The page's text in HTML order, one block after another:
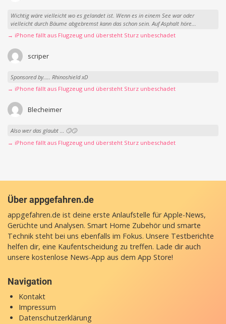
Wichtig wäre vielleicht wo es gelandet ist. Wenn es in einem See war oder
vielleicht durch Bäume abgebremst kann das schon sein. Auf Asphalt höre...
→ iPhone fällt aus Flugzeug und übersteht Sturz unbeschadet
scriper
Sponsored by….. Rhinoshield xD
→ iPhone fällt aus Flugzeug und übersteht Sturz unbeschadet
Blecheimer
Also wer das glaubt … 🙄🙄
→ iPhone fällt aus Flugzeug und übersteht Sturz unbeschadet
Über appgefahren.de
appgefahren.de ist deine erste Anlaufstelle für Apple-News,
Gerüchte und Analysen. Smart Home Zubehör und smarte
Technik steht bei uns ebenfalls im Fokus. Unsere Testberichte
helfen dir, eine Kaufentscheidung zu treffen. Lade dir auch
unsere kostenlose News-App aus dem App Store!
Navigation
Kontakt
Impressum
Datenschutzerklärung